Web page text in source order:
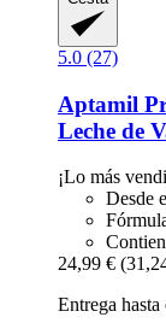
5.0 (27)
Aptamil
Leche de
¡Lo más
Desde
24,99 €
Entrega